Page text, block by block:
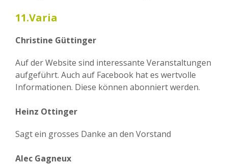
11.Varia
Christine Güttinger
Auf der Website sind interessante Veranstaltungen
aufgeführt. Auch auf Facebook hat es wertvolle
Informationen. Diese können abonniert werden.
Heinz Ottinger
Sagt ein grosses Danke an den Vorstand
Alec Gagneux